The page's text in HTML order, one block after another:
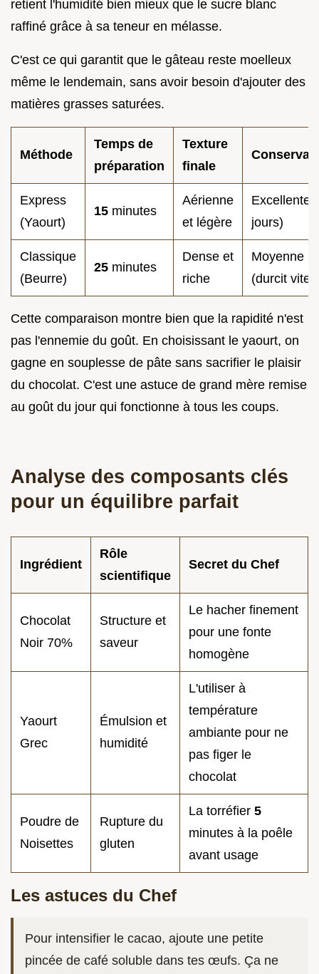
retient l'humidité bien mieux que le sucre blanc
raffiné grâce à sa teneur en mélasse.
C'est ce qui garantit que le gâteau reste moelleux
même le lendemain, sans avoir besoin d'ajouter des
matières grasses saturées.
Méthode
Temps de
préparation
Texture
finale
Express
(Yaourt)
15 minutes
Aérienne
et légère
Excellente
jours)
Classique
(Beurre)
25 minutes
Dense et
riche
Moyenne
(durcit vite)
Cette comparaison montre bien que la rapidité n'est
pas l'ennemie du goût. En choisissant le yaourt, on
gagne en souplesse de pâte sans sacrifier le plaisir
du chocolat. C'est une astuce de grand mère remise
au goût du jour qui fonctionne à tous les coups.
Analyse des composants clés
pour un équilibre parfait
Ingrédient
Rôle
scientifique
Secret du Chef
Chocolat
Noir 70%
Structure et
saveur
Le hacher finement
pour une fonte
homogène
Yaourt
Grec
Émulsion et
humidité
L'utiliser à
température
ambiante pour ne
pas figer le
chocolat
Poudre de
Noisettes
Rupture du
gluten
La torréfier 5
minutes à la poêle
avant usage
Les astuces du Chef
Pour intensifier le cacao, ajoute une petite
pincée de café soluble dans tes œufs. Ça ne